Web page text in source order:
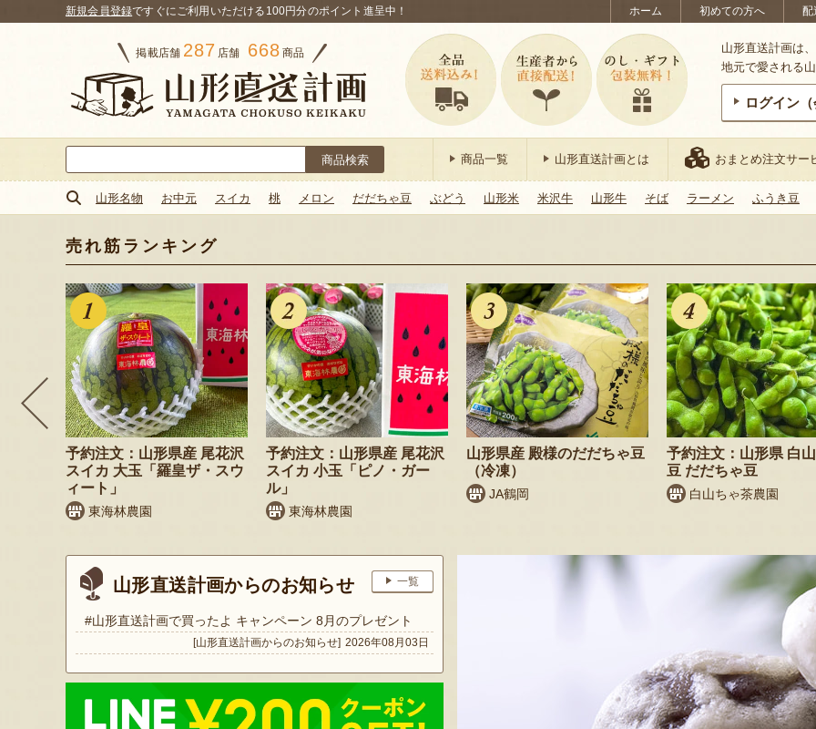
ホーム 初めての方へ 配
新規会員登録ですぐにご利用いただける100円分のポイント進呈中！
掲載店舗 287 店舗 668 商品
山形直送計画は
地元で愛される
ログイン
索:
商品一覧 山形直送計画とは おまとめ注文サー
山形名物 お中元 スイカ 桃 メロン だだちゃ豆 ぶどう 山形米 米沢牛 山形牛 そば ラーメン ふうき豆
売れ筋ランキング
予約注文：山形県産 尾花沢
スイカ 大玉「羅皇ザ・スウ
ィート」
東海林農園
予約注文：山形県産 尾花沢
スイカ 小玉「ピノ・ガー
ル」
東海林農園
山形県産 殿様のだだちゃ豆
（冷凍）
JA鶴岡
予約注文：山形県 白
豆 だだちゃ豆
白山ちゃ茶農園
山形直送計画からのお知らせ 一覧
#山形直送計画で買ったよ キャンペーン 8月のプレゼント
[山形直送計画からのお知らせ] 2026年08月03日